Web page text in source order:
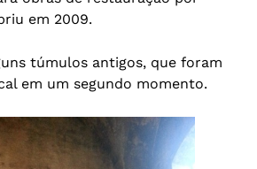
em 2009.
túmulos antigos, que foram
em um segundo momento.